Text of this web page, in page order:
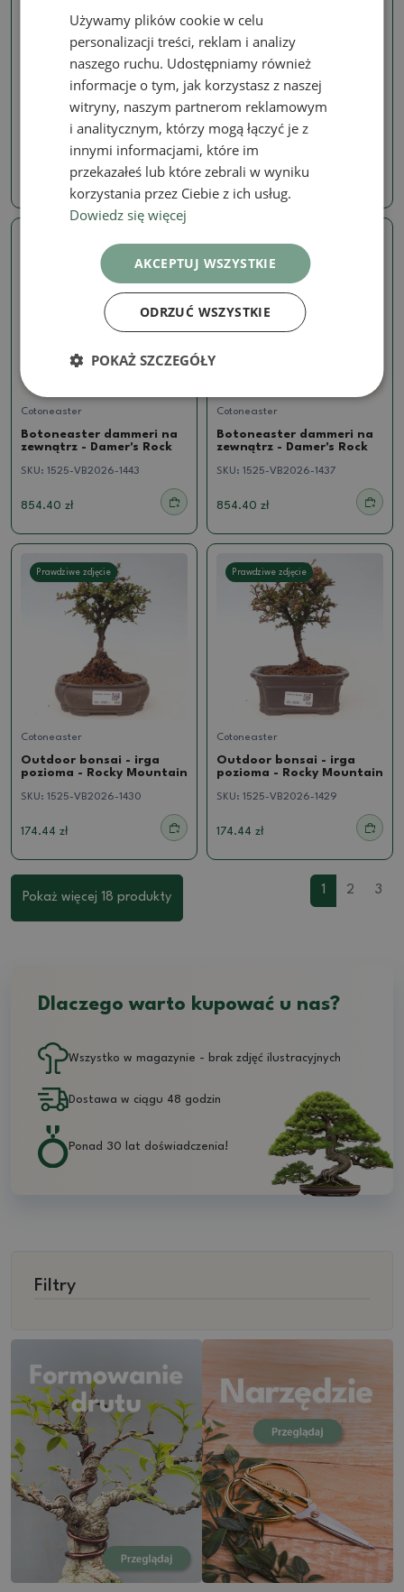
Filtry
Cotoneaster
Botoneaster dammeri na
zewnątrz - Damer's Rock
1525-VB2026-1440
854.40 zł
Cotoneaster
Botoneaster dammeri na
zewnątrz - Damer's Rock
SKU: 1525-VB2026-1438
854.40 zł
Prawdziwe zdjęcie
Cotoneaster
Botoneaster dammeri na
zewnątrz - Damer's Rock
SKU: 1525-VB2026-1443
854.40 zł
Prawdziwe zdjęcie
Cotoneaster
Botoneaster dammeri na
zewnątrz - Damer's Rock
SKU: 1525-VB2026-1437
854.40 zł
Prawdziwe zdjęcie
Cotoneaster
Outdoor bonsai - irga
pozioma - Rocky Mountain
SKU: 1525-VB2026-1430
174.44 zł
Prawdziwe zdjęcie
Cotoneaster
Outdoor bonsai - irga
pozioma - Rocky Mountain
SKU: 1525-VB2026-1429
174.44 zł
Pokaż więcej 18 produkty
1 2 3
Dlaczego warto kupować u nas?
Wszystko w magazynie - brak zdjęć ilustracyjnych
Dostawa w ciągu 48 godzin
Ponad 30 lat doświadczenia!
Używamy plików cookie w celu
personalizacji treści, reklam i analizy
naszego ruchu. Udostępniamy również
informacje o tym, jak korzystasz z naszej
witryny, naszym partnerom reklamowym
i analitycznym, którzy mogą łączyć je z
innymi informacjami, które im
przekazałeś lub które zebrali w wyniku
korzystania przez Ciebie z ich usług.
Dowiedz się więcej
AKCEPTUJ WSZYSTKIE
ODRZUĆ WSZYSTKIE
POKAŻ SZCZEGÓŁY